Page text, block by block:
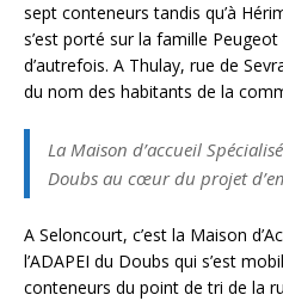
sept conteneurs tandis qu’à
s’est porté sur la famille
d’autrefois. A Thulay, rue de
du nom des habitants de la
La Maison d’accueil
Doubs au cœur du projet
A Seloncourt, c’est la Maison
l’ADAPEI du Doubs qui s’est
conteneurs du point de tri de la